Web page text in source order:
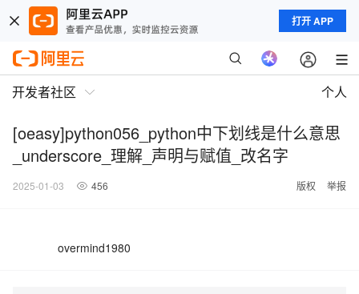
打开 APP
开发者社区 个人
[oeasy]python056_python中下划线是什么意思
_underscore_理解_声明与赋值_改名字
2025-01-03 456 版权 举报
overmind1980